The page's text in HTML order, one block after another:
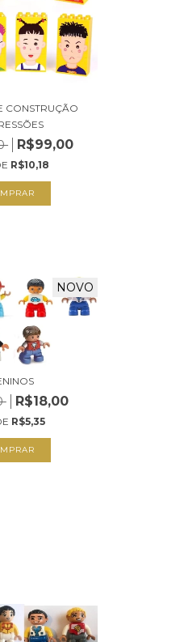
CONSTRUÇÃO
R$99,00
R$10,18
NOVO
R$18,00
R$5,35